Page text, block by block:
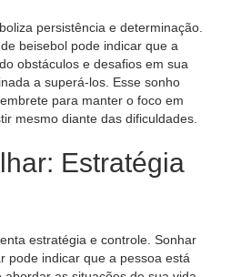
persistência e determinação.
beisebol pode indicar que a
obstáculos e desafios em sua
a superá-los. Esse sonho
para manter o foco em
mesmo diante das dificuldades.
Estratégia
estratégia e controle. Sonhar
pode indicar que a pessoa está